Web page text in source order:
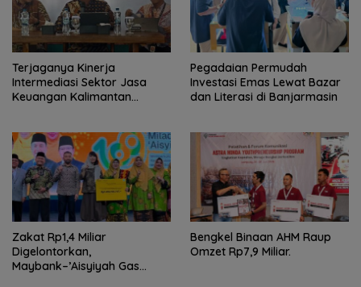
Terjaganya Kinerja
Intermediasi Sektor Jasa
Keuangan Kalimantan
Daerah
Pegadaian Permudah
Investasi Emas Lewat Bazar
dan Literasi di Banjarmasin
Zakat Rp1,4 Miliar
Digelontorkan,
Maybank–’Aisyiyah Gas
Bengkel Binaan AHM Raup
Omzet Rp7,9 Miliar.